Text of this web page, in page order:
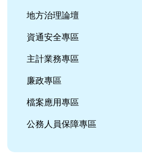
地方治理論壇
資通安全專區
主計業務專區
廉政專區
檔案應用專區
公務人員保障專區